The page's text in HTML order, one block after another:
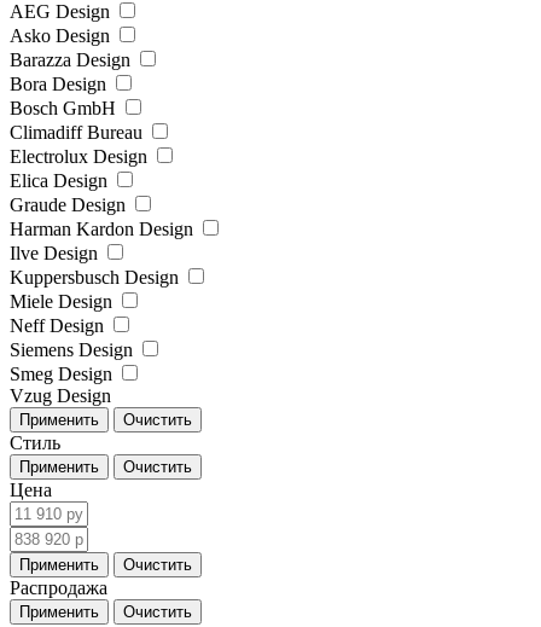
AEG Design
Asko Design
Barazza Design
Bora Design
Bosch GmbH
Climadiff Bureau
Electrolux Design
Elica Design
Graude Design
Harman Kardon Design
Ilve Design
Kuppersbusch Design
Miele Design
Neff Design
Siemens Design
Smeg Design
Vzug Design
Стиль
Цена
Распродажа